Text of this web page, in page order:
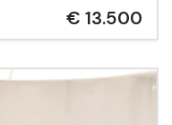
€ 13.500